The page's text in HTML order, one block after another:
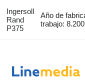
Ingersoll
Rand
P375
Año de
trabajo: